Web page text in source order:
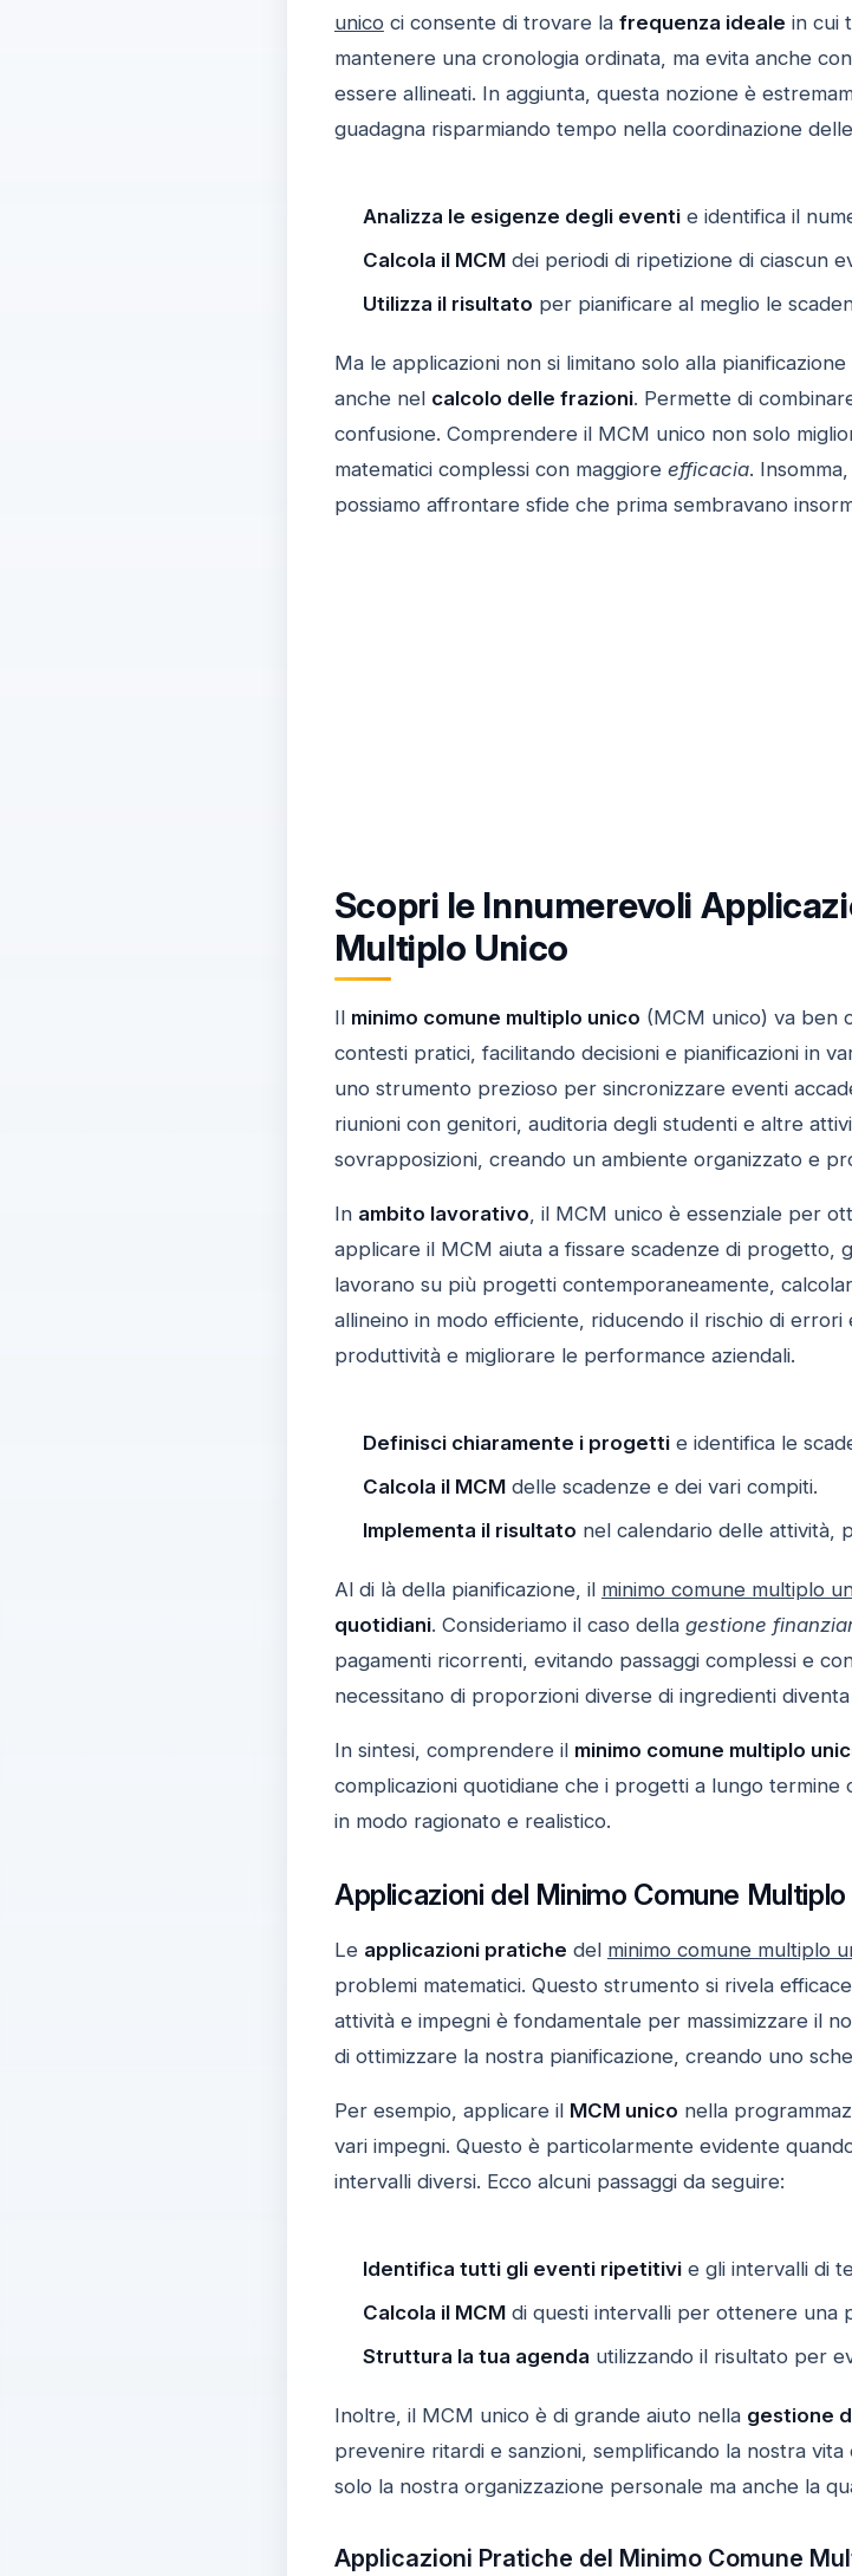
unico ci consente di trovare la frequenza ideale in cui
mantenere una cronologia ordinata, ma evita anche
essere allineati. In aggiunta, questa nozione è
guadagna risparmiando tempo nella coordinazione
Analizza le esigenze degli eventie identifica il
Calcola il MCMdei periodi di ripetizione di ciascun
Utilizza il risultato per pianificare al meglio le
Ma le applicazioni non si limitano solo alla
anche nel calcolo delle frazioni. Permette di
confusione. Comprendere il MCM unico non solo
matematici complessi con maggiore efficacia.
possiamo affrontare sfide che prima sembravano
Scopri le Innumerevoli
Multiplo Unico
Il minimo comune multiplo unico (MCM unico) va ben
contesti pratici, facilitando decisioni e pianificazioni in
uno strumento prezioso per sincronizzare eventi
riunioni con genitori, auditoria degli studenti e altre
sovrapposizioni, creando un ambiente organizzato e
In ambito lavorativo , il MCM unico è essenziale per
applicare il MCM aiuta a fissare scadenze di progetto,
lavorano su più progetti contemporaneamente,
allineino in modo efficiente, riducendo il rischio di
produttività e migliorare le performance aziendali.
Definisci chiaramente i progettie identifica le
Calcola il MCMdelle scadenze e dei vari compiti.
Implementa il risultato nel calendario delle attività,
Al di là della pianificazione, il minimo comune multiplo
quotidiani. Consideriamo il caso della gestione
pagamenti ricorrenti, evitando passaggi complessi e
necessitano di proporzioni diverse di ingredienti
In sintesi, comprendere il minimo comune multiplo
complicazioni quotidiane che i progetti a lungo termine
in modo ragionato e realistico.
Applicazioni del Minimo Comune
Le applicazioni pratiche del minimo comune multiplo
problemi matematici. Questo strumento si rivela
attività e impegni è fondamentale per massimizzare il
di ottimizzare la nostra pianificazione, creando uno
Per esempio, applicare il MCM unico nella
vari impegni. Questo è particolarmente evidente
intervalli diversi. Ecco alcuni passaggi da seguire:
Identifica tutti gli eventi ripetitivie gli intervalli di
Calcola il MCMdi questi intervalli per ottenere una
Struttura la tua agenda utilizzando il risultato per
Inoltre, il MCM unico è di grande aiuto nella gestione
prevenire ritardi e sanzioni, semplificando la nostra
solo la nostra organizzazione personale ma anche la
Applicazioni Pratiche del Minimo Comune